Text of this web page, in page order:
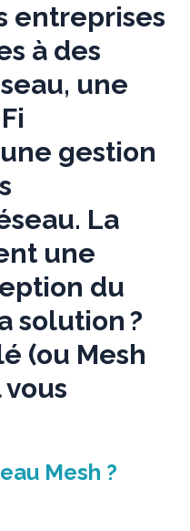
entreprises
à des
une
gestion
La
une
du
solution ?
(ou Mesh
Mesh ?